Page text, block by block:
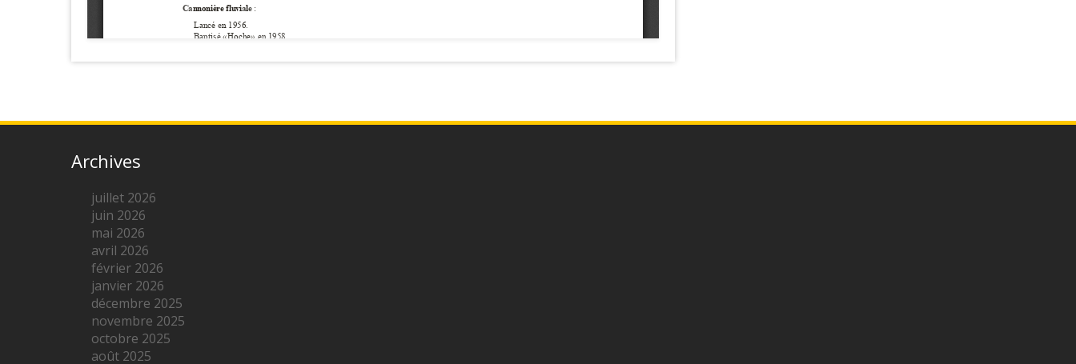
Archives
juillet 2026
juin 2026
mai 2026
avril 2026
février 2026
janvier 2026
décembre 2025
novembre 2025
octobre 2025
août 2025